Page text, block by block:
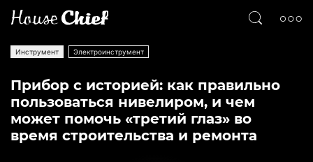
Инструмент Электроинструмент
Прибор с историей: как правильно
пользоваться нивелиром, и чем
может помочь «третий глаз» во
время строительства и ремонта